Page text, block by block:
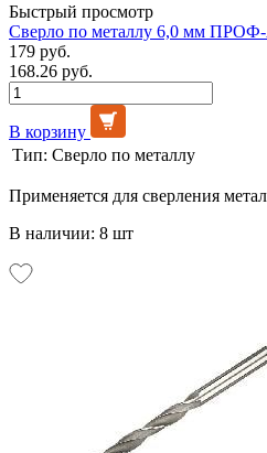
Быстрый просмотр
Сверло по металлу 6,0 мм
179 руб.
168.26 руб.
В корзину
Тип: Сверло по металлу
Применяется для сверления
В наличии: 8 шт